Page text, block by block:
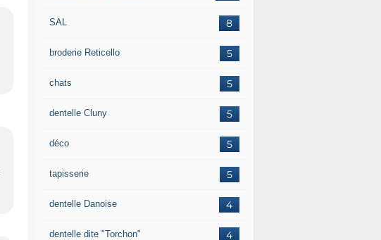
8
SAL
5
broderie Reticello
5
chats
5
dentelle Cluny
5
déco
5
tapisserie
4
dentelle Danoise
4
dentelle dite "Torchon"